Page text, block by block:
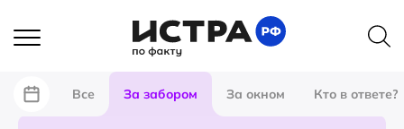
Все За забором За окном Кто в ответе?